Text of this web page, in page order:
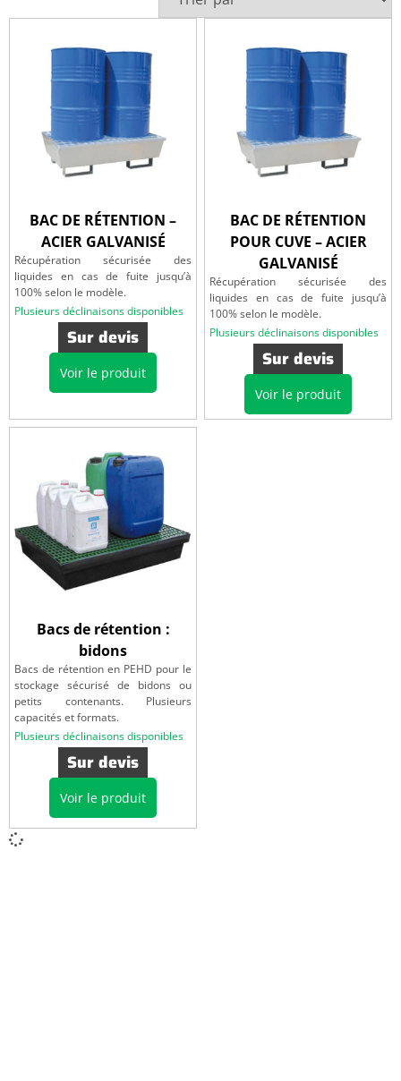
BAC DE RÉTENTION –
ACIER GALVANISÉ
Récupération sécurisée des
liquides en cas de fuite jusqu’à
100% selon le modèle.
Plusieurs déclinaisons disponibles
Sur devis
Voir le produit
BAC DE RÉTENTION
POUR CUVE – ACIER
GALVANISÉ
Récupération sécurisée des
liquides en cas de fuite jusqu’à
100% selon le modèle.
Plusieurs déclinaisons disponibles
Sur devis
Voir le produit
Bacs de rétention :
bidons
Bacs de rétention en PEHD pour le
stockage sécurisé de bidons ou
petits contenants. Plusieurs
capacités et formats.
Plusieurs déclinaisons disponibles
Sur devis
Voir le produit